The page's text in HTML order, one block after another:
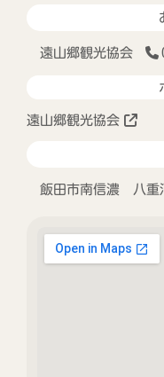
遠山郷観光協会
遠山郷観光協会
飯田市南信濃 八重